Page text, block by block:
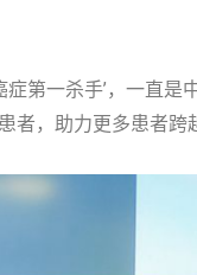
第一杀手’，一直是
者，助力更多患者跨